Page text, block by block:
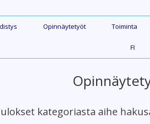
Opinnäytetyöt Toiminta
FI
kategoriasta aihe